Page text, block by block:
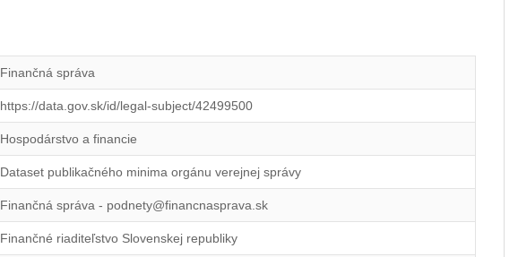
Finančná správa
https://data.gov.sk/id/legal-subject/42499500
Hospodárstvo a financie
Dataset publikačného minima orgánu verejnej správy
Finančná správa - podnety@financnasprava.sk
Finančné riaditeľstvo Slovenskej republiky